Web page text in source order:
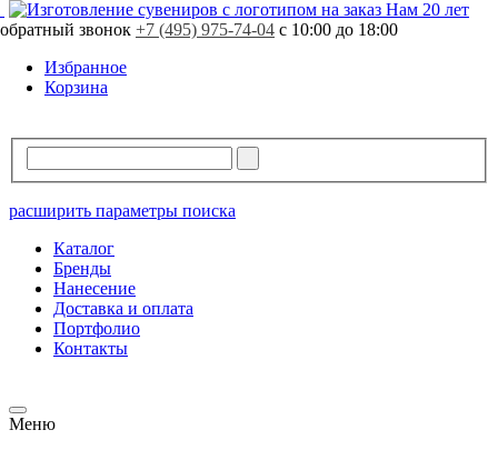
Нам 20 лет
обратный звонок +7 (495) 975-74-04 с 10:00 до 18:00
Избранное
Корзина
расширить параметры поиска
Каталог
Бренды
Нанесение
Доставка и оплата
Портфолио
Контакты
Меню